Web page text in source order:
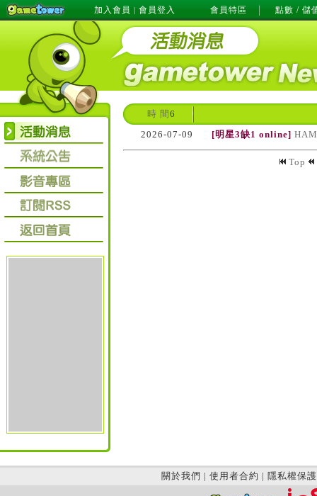
加入會員 | 會員登入 會員特區 點數 / 儲
時 間 6
2026-07-09
[明星3缺1 online]
Top
關於我們 | 使用者合約 | 隱私權保護